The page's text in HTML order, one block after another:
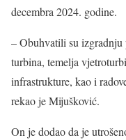
decembra 2024. godine.
– Obuhvatili su izgradnju
turbina, temelja
infrastrukture, kao i
rekao je Mijušković.
On je dodao da je